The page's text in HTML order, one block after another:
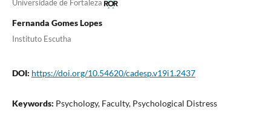
Universidade de Fortaleza
Fernanda Gomes Lopes
Instituto Escutha
DOI: https://doi.org/10.54620/cadesp.v19i1.2437
Keywords: Psychology, Faculty, Psychological Distress